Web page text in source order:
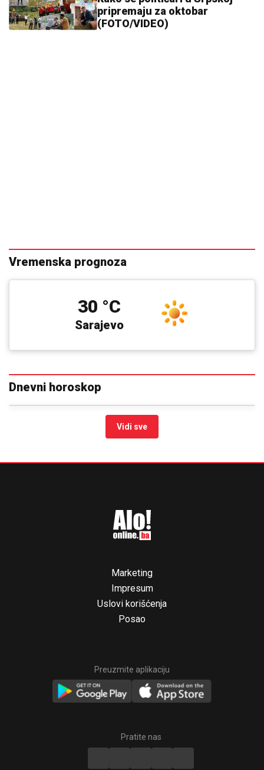
pripremaju za oktobar
(FOTO/VIDEO)
Vremenska prognoza
Sarajevo
30 °C
Dnevni horoskop
Vidi sve
Marketing
Impresum
Uslovi korišćenja
Posao
Preuzmite aplikaciju